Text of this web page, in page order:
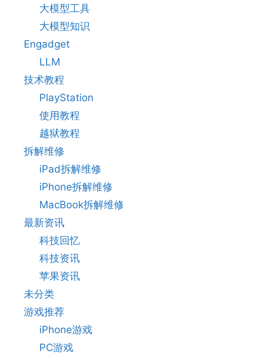
大模型工具
大模型知识
Engadget
LLM
技术教程
PlayStation
使用教程
越狱教程
拆解维修
iPad拆解维修
iPhone拆解维修
MacBook拆解维修
最新资讯
科技回忆
科技资讯
苹果资讯
未分类
游戏推荐
iPhone游戏
PC游戏